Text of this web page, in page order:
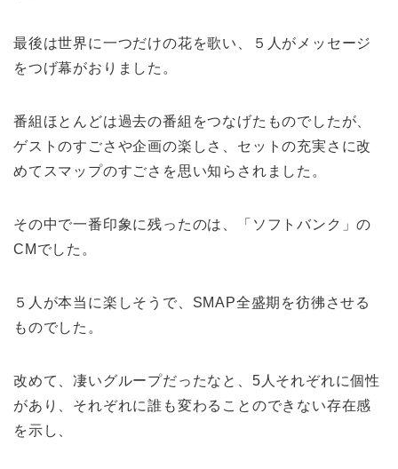
最後は世界に一つだけの花を歌い、５人がメッセージ
をつげ幕がおりました。
番組ほとんどは過去の番組をつなげたものでしたが、
ゲストのすごさや企画の楽しさ、セットの充実さに改
めてスマップのすごさを思い知らされました。
その中で一番印象に残ったのは、「ソフトバンク」の
CMでした。
５人が本当に楽しそうで、SMAP全盛期を彷彿させる
ものでした。
改めて、凄いグループだったなと、5人それぞれに個性
があり、それぞれに誰も変わることのできない存在感
を示し、